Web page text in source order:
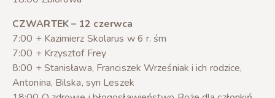
CZWARTEK – 12 czerwca
7:00 + Kazimierz Skolarus w 6 r. śm
7:00 + Krzysztof Frey
8:00 + Stanisława, Franciszek Wrześniak i ich rodzice,
Antonina, Bilska, syn Leszek